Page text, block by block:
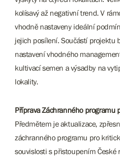
kolísavý až negativní trend. V
vhodně nastaveny ideální
jejich posílení. Součástí projektu
nastavení vhodného
kultivací semen a výsadby na
lokality.
Příprava Záchranného programu
Předmětem je aktualizace,
záchranného programu pro
souvislosti s přistoupením